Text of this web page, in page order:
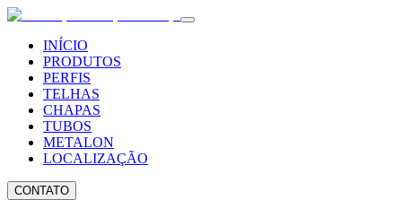
INÍCIO
PRODUTOS
PERFIS
TELHAS
CHAPAS
TUBOS
METALON
LOCALIZAÇÃO
CONTATO